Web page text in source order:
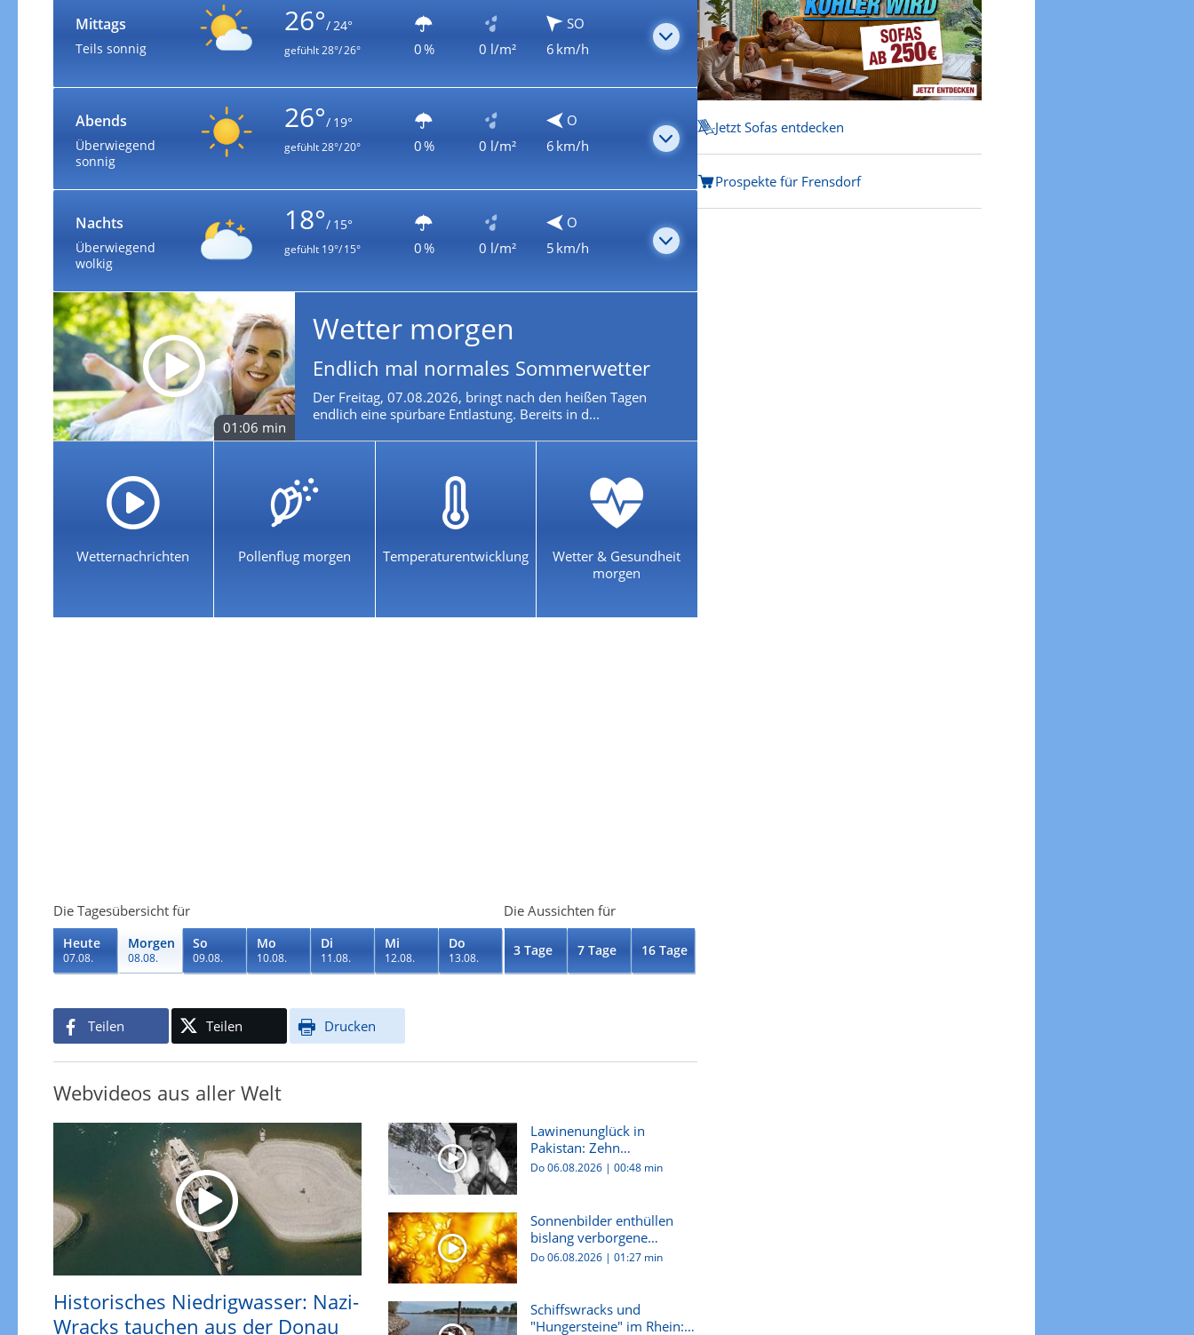
Mittags
Teils sonnig
26°/ 24°
gefühlt28°/ 26° 0 % 0 l/m²
SO
6 km/h
Abends
Überwiegend
sonnig
26°/ 19°
gefühlt28°/ 20° 0 % 0 l/m²
O
6 km/h
Nachts
Überwiegend
wolkig
18°/ 15°
gefühlt19°/ 15° 0 % 0 l/m²
O
5 km/h
01:06 min
Wetter morgen
Endlich mal normales Sommerwetter
Der Freitag, 07.08.2026, bringt nach den heißen Tagen
endlich eine spürbare Entlastung. Bereits in d...
Wetternachrichten Pollenflug morgen Temperaturentwicklung
Wetter & Gesundheit
morgen
Die Tagesübersicht für
Heute
07.08.
Morgen
08.08.
So
09.08.
Mo
10.08.
Di
11.08.
Mi
12.08.
Do
13.08.
Die Aussichten für
3 Tage 7 Tage 16 Tage
Teilen Teilen Drucken
Webvideos aus aller Welt
Historisches Niedrigwasser: Nazi-
Wracks tauchen aus der Donau
Lawinenunglück in
Pakistan: Zehn
Bergsteiger:innen...
Do 06.08.2026 |00:48 min
Sonnenbilder enthüllen
bislang verborgene
Plasma-W...
Do 06.08.2026 |01:27 min
Schiffswracks und
"Hungersteine" im Rhein:
Jetzt Sofas entdecken
Prospekte für Frensdorf